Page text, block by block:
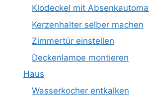
Klodeckel mit
Kerzenhalter selber machen
Zimmertür einstellen
Deckenlampe montieren
Haus
Wasserkocher entkalken